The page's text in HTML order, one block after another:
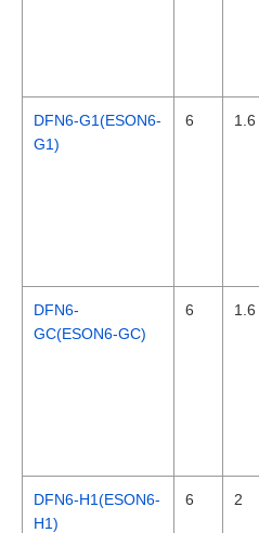
DFN6-G1(ESON6-
G1)
6 1.6
DFN6-
GC(ESON6-GC)
6 1.6
DFN6-H1(ESON6-
H1)
6 2